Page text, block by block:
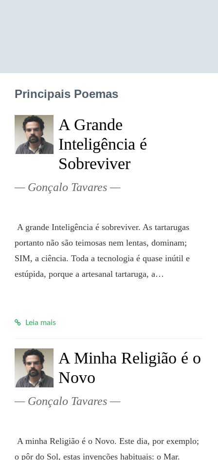
Principais Poemas
A Grande
Inteligência é
Sobreviver
Gonçalo Tavares
portanto não são teimosas nem lentas, dominam;
SIM, a ciência. Toda a tecnologia é quase inútil e
estúpida, porque a artesanal tartaruga, a…
Leia mais
A Minha Religião é o
Novo
Gonçalo Tavares
o pôr do Sol, estas invenções habituais: o Mar.